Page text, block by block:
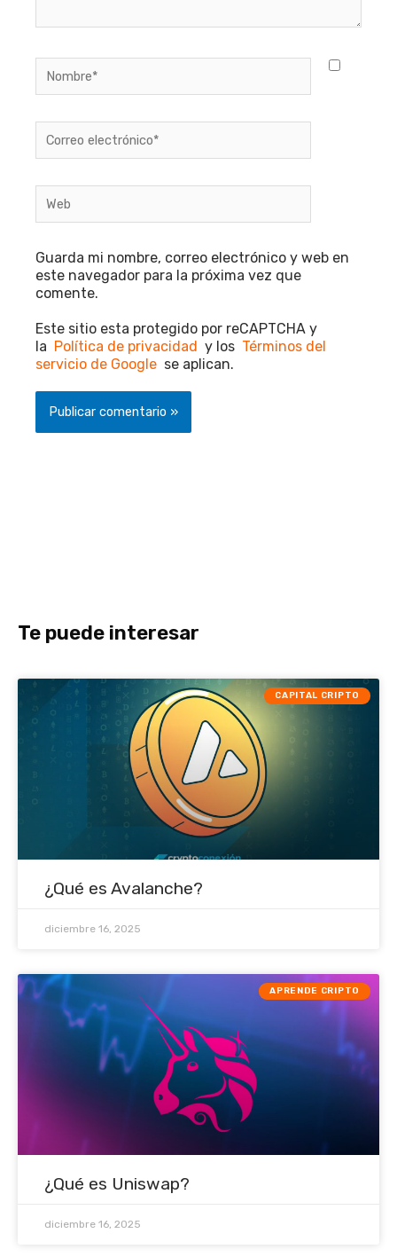
electrónico*
Guarda mi nombre, correo electrónico y web en
este navegador para la próxima vez que
comente.
Este sitio esta protegido por reCAPTCHA y
la Política de privacidad y los Términos del
servicio de Google se aplican.
Te puede interesar
CAPITAL CRIPTO
¿Qué es Avalanche?
diciembre 16, 2025
APRENDE CRIPTO
¿Qué es Uniswap?
diciembre 16, 2025